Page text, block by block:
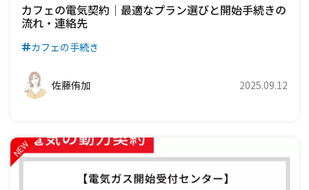
カフェの電気契約｜最適なプラン選びと開始手続きの
流れ・連絡先
カフェの手続き
佐藤侑加 2025.09.12